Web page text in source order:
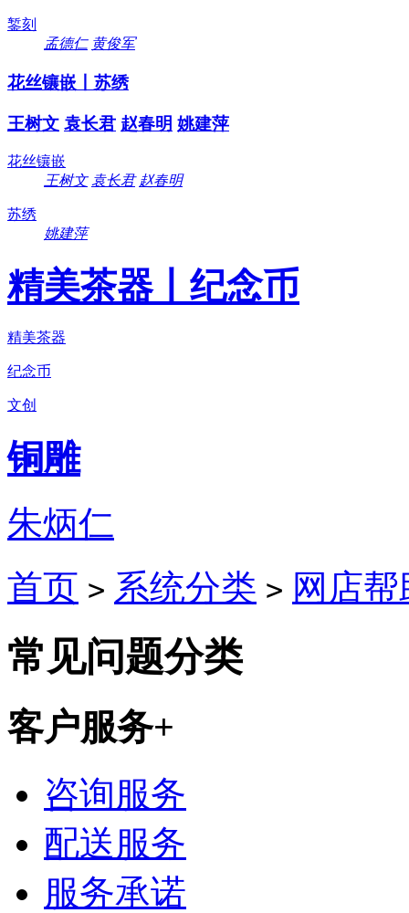
錾刻
孟德仁 黄俊军
花丝镶嵌丨苏绣
王树文 袁长君 赵春明 姚建萍
花丝镶嵌
王树文 袁长君 赵春明
苏绣
姚建萍
精美茶器丨纪念币
精美茶器
纪念币
文创
铜雕
朱炳仁
首页 > 系统分类 > 网店
常见问题分类
客户服务+
咨询服务
配送服务
服务承诺